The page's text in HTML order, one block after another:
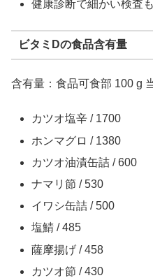
健康診断で細かい検査
ビタミDの食品含有量
含有量：食品可食部 100 g
カツオ塩辛 / 1700
ホンマグロ / 1380
カツオ油漬缶詰 / 600
ナマリ節 / 530
イワシ缶詰 / 500
塩鯖 / 485
薩摩揚げ / 458
カツオ節 / 430